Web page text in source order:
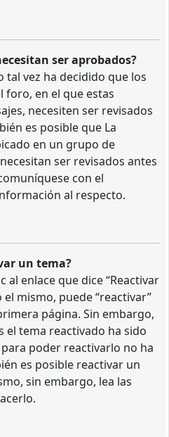
ser aprobados?
vez ha decidido que los
foro, en el que estas
necesiten ser revisados
es posible que La
en un grupo de
ser revisados antes
con el
al respecto.
un tema?
al enlace que dice “Reactivar
mismo, puede “reactivar”
página. Sin embargo,
el tema reactivado ha sido
poder reactivarlo no ha
es posible reactivar un
sin embargo, lea las